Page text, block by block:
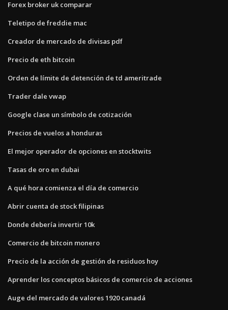
Forex broker uk comparar
Teletipo de freddie mac
Creador de mercado de divisas pdf
Precio de eth bitcoin
Orden de límite de detención de td ameritrade
Trader dale vwap
Google clase un símbolo de cotización
Precios de vuelos a honduras
El mejor operador de opciones en stocktwits
Tasas de oro en dubai
A qué hora comienza el día de comercio
Abrir cuenta de stock filipinas
Donde debería invertir 10k
Comercio de bitcoin monero
Precio de la acción de gestión de residuos hoy
Aprender los conceptos básicos de comercio de acciones
Auge del mercado de valores 1920 canadá